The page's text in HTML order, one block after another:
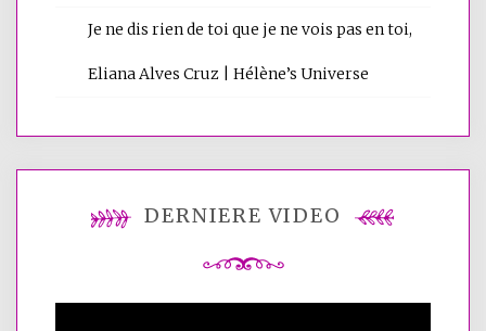
Je ne dis rien de toi que je ne vois pas en toi,
Eliana Alves Cruz | Hélène’s Universe
DERNIÈRE VIDÉO